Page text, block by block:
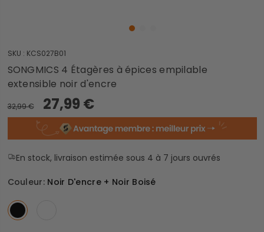
SKU : KCS027B01
SONGMICS 4 Étagères à épices empilable
extensible noir d'encre
32,99 € 27,99 €
En stock, livraison estimée sous 4 à 7 jours ouvrés
Couleur: Noir D'encre + Noir Boisé